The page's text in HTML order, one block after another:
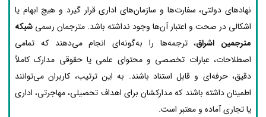
نهادهای دولتی، سفارت‌ها و سازمان‌های اداری قرار گیرد و هیچ ابهام یا
اشکالی در صحت و اعتبار آن‌ها وجود نداشته باشد. مترجمان رسمی شبکه
مترجمین اشراق، ترجمه‌ها را به‌گونه‌ای انجام می‌دهند که تمامی
اصطلاحات، عبارات تخصصی و محتوای علمی یا حقوقی مدارک کاملاً
دقیق، حرفه‌ای و قابل استناد باشند. به این ترتیب، کاربران می‌توانند
اطمینان داشته باشند که مدارکشان برای اهداف تحصیلی، مهاجرتی، اداری
یا تجاری آماده و معتبر است.